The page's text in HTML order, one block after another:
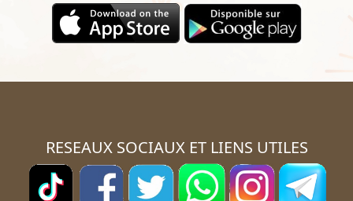
RESEAUX SOCIAUX ET LIENS UTILES